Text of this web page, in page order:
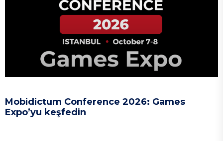
Mobidictum Conference 2026: Games
Expo’yu keşfedin